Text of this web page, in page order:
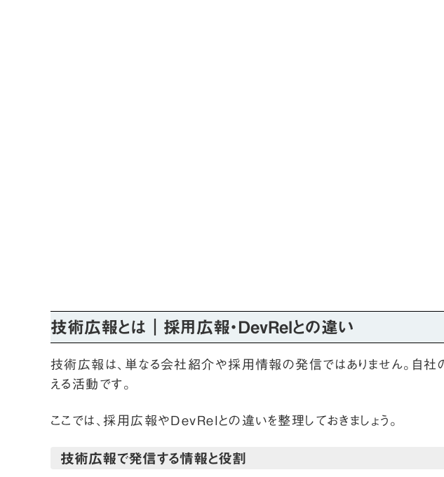
技術広報とは｜採用広報・DevRelとの違い
技術広報は、単なる会社紹介や採用情報の発信ではありません。自社
える活動です。
ここでは、採用広報やDevRelとの違いを整理しておきましょう。
技術広報で発信する情報と役割